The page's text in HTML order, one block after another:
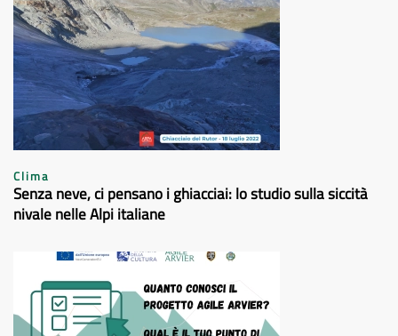
Clima
Senza neve, ci pensano i ghiacciai: lo studio sulla siccità
nivale nelle Alpi italiane